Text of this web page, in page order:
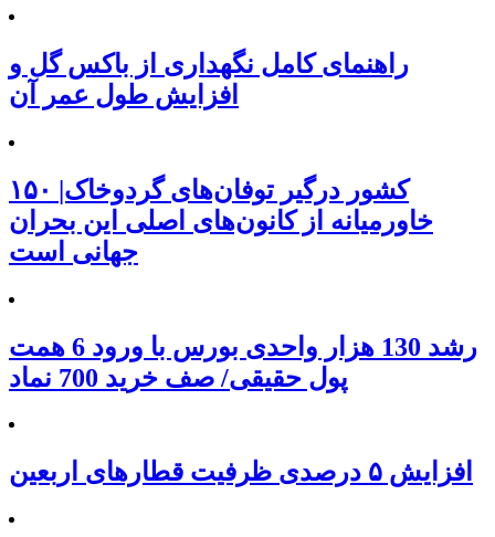
راهنمای کامل نگهداری از باکس گل و
افزایش طول عمر آن
۱۵۰ کشور درگیر توفان‌های گردوخاک|
خاورمیانه از کانون‌های اصلی این بحران
جهانی است
رشد 130 هزار واحدی بورس با ورود 6 همت
پول حقیقی/ صف خرید 700 نماد
افزایش ۵ درصدی ظرفیت قطارهای اربعین